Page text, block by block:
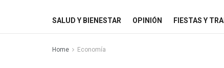
SALUD Y BIENESTAR OPINIÓN FIESTAS Y
Home Economía